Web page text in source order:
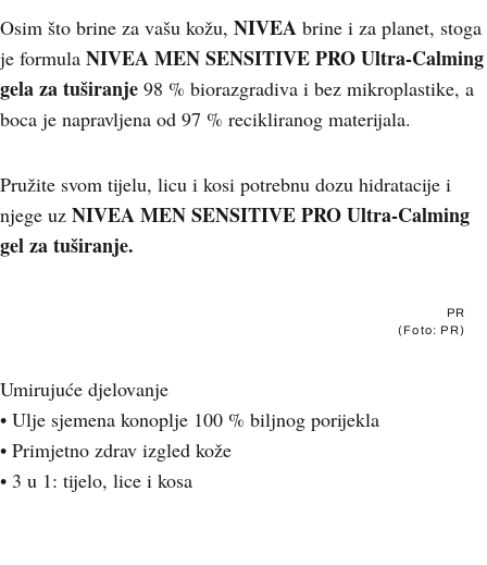
Osim što brine za vašu kožu, NIVEA brine i za planet, stoga
je formula NIVEA MEN SENSITIVE PRO Ultra-Calming
gela za tuširanje 98 % biorazgradiva i bez mikroplastike, a
boca je napravljena od 97 % recikliranog materijala.
Pružite svom tijelu, licu i kosi potrebnu dozu hidratacije i
njege uz NIVEA MEN SENSITIVE PRO Ultra-Calming
gel za tuširanje.
PR
(Foto: PR)
Umirujuće djelovanje
• Ulje sjemena konoplje 100 % biljnog porijekla
• Primjetno zdrav izgled kože
• 3 u 1: tijelo, lice i kosa